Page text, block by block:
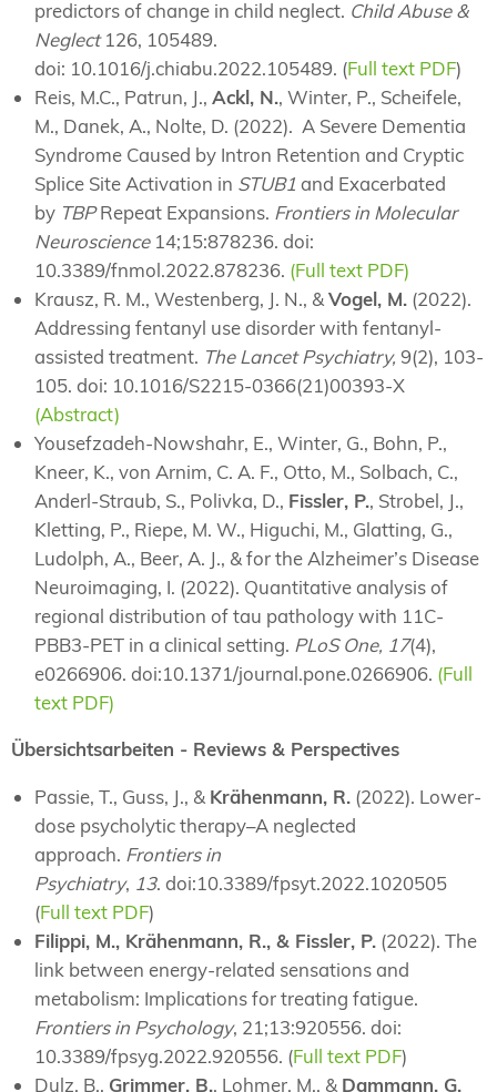
predictors of change in child neglect. Child Abuse &
Neglect126, 105489.
doi: 10.1016/j.chiabu.2022.105489. (Full text PDF)
Reis, M.C., Patrun, J., Ackl, N., Winter, P., Scheifele,
M., Danek, A., Nolte, D. (2022). A Severe Dementia
Syndrome Caused by Intron Retention and Cryptic
Splice Site Activation in STUB1 and Exacerbated
by TBPRepeat Expansions. Frontiers in Molecular
Neuroscience14;15:878236. doi:
10.3389/fnmol.2022.878236. (Full text PDF)
Krausz, R. M., Westenberg, J. N., &Vogel, M. (2022).
Addressing fentanyl use disorder with fentanyl-
assisted treatment. The Lancet Psychiatry, 9(2), 103-
105. doi: 10.1016/S2215-0366(21)00393-X
(Abstract)
Yousefzadeh-Nowshahr, E., Winter, G., Bohn, P.,
Kneer, K., von Arnim, C. A. F., Otto, M., Solbach, C.,
Anderl-Straub, S., Polivka, D., Fissler, P., Strobel, J.,
Kletting, P., Riepe, M. W., Higuchi, M., Glatting, G.,
Ludolph, A., Beer, A. J., & for the Alzheimer’s Disease
Neuroimaging, I. (2022). Quantitative analysis of
regional distribution of tau pathology with 11C-
PBB3-PET in a clinical setting. PLoS One, 17(4),
e0266906. doi:10.1371/journal.pone.0266906. (Full
text PDF)
Übersichtsarbeiten - Reviews & Perspectives
Passie, T., Guss, J., & Krähenmann, R. (2022). Lower-
dose psycholytic therapy–A neglected
approach. Frontiers in
Psychiatry, 13. doi:10.3389/fpsyt.2022.1020505
(Full text PDF)
Filippi, M., Krähenmann, R., & Fissler, P. (2022). The
link between energy-related sensations and
metabolism: Implications for treating fatigue.
Frontiers in Psychology, 21;13:920556. doi:
10.3389/fpsyg.2022.920556. (Full text PDF)
Dulz, B., Grimmer, B., Lohmer, M., & Dammann, G.